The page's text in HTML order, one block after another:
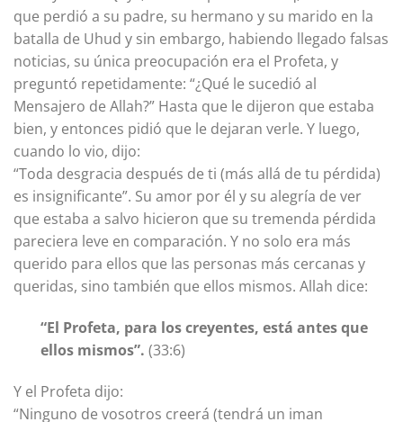
que perdió a su padre, su hermano y su marido en la
batalla de Uhud y sin embargo, habiendo llegado falsas
noticias, su única preocupación era el Profeta, y
preguntó repetidamente: “¿Qué le sucedió al
Mensajero de Allah?” Hasta que le dijeron que estaba
bien, y entonces pidió que le dejaran verle. Y luego,
cuando lo vio, dijo:
“Toda desgracia después de ti (más allá de tu pérdida)
es insignificante”. Su amor por él y su alegría de ver
que estaba a salvo hicieron que su tremenda pérdida
pareciera leve en comparación. Y no solo era más
querido para ellos que las personas más cercanas y
queridas, sino también que ellos mismos. Allah dice:
“El Profeta, para los creyentes, está antes que
ellos mismos”. (33:6)
Y el Profeta dijo:
“Ninguno de vosotros creerá (tendrá un iman